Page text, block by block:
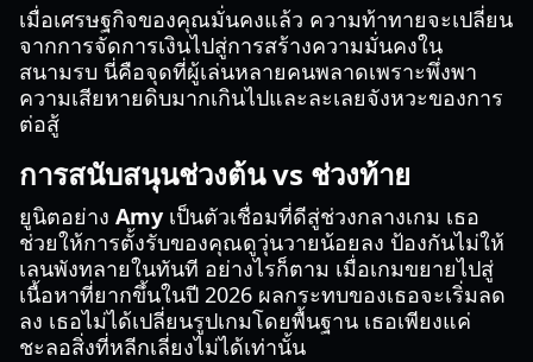
เมื่อเศรษฐกิจของคุณมั่นคงแล้ว ความท้าทายจะเปลี่ยน
จากการจัดการเงินไปสู่การสร้างความมั่นคงใน
สนามรบ นี่คือจุดที่ผู้เล่นหลายคนพลาดเพราะพึ่งพา
ความเสียหายดิบมากเกินไปและละเลยจังหวะของการ
ต่อสู้
การสนับสนุนช่วงต้น vs ช่วงท้าย
ยูนิตอย่าง Amy เป็นตัวเชื่อมที่ดีสู่ช่วงกลางเกม เธอ
ช่วยให้การตั้งรับของคุณดูวุ่นวายน้อยลง ป้องกันไม่ให้
เลนพังทลายในทันที อย่างไรก็ตาม เมื่อเกมขยายไปสู่
เนื้อหาที่ยากขึ้นในปี 2026 ผลกระทบของเธอจะเริ่มลด
ลง เธอไม่ได้เปลี่ยนรูปเกมโดยพื้นฐาน เธอเพียงแค่
ชะลอสิ่งที่หลีกเลี่ยงไม่ได้เท่านั้น